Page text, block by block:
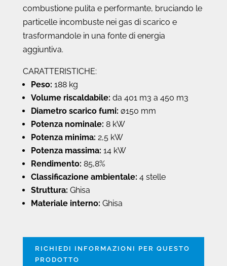
combustione pulita e performante, bruciando le
particelle incombuste nei gas di scarico e
trasformandole in una fonte di energia
aggiuntiva.
CARATTERISTICHE:
Peso: 188 kg
Volume riscaldabile: da 401 m3 a 450 m3
Diametro scarico fumi: ø150 mm
Potenza nominale: 8 kW
Potenza minima: 2,5 kW
Potenza massima: 14 kW
Rendimento: 85,8%
Classificazione ambientale: 4 stelle
Struttura: Ghisa
Materiale interno: Ghisa
RICHIEDI INFORMAZIONI PER QUESTO
PRODOTTO